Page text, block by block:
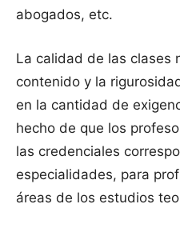
abogados, etc.
La calidad de las clases
contenido y la
en la cantidad de
hecho de que los
las credenciales
especialidades, para
áreas de los estudios